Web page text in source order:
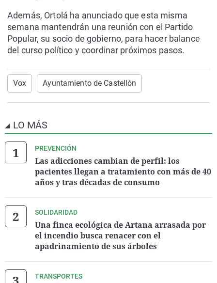
Además, Ortolá ha anunciado que esta misma
semana mantendrán una reunión con el Partido
Popular, su socio de gobierno, para hacer balance
del curso político y coordinar próximos pasos.
Vox Ayuntamiento de Castellón
LO MÁS
PREVENCIÓN
Las adicciones cambian de perfil: los
pacientes llegan a tratamiento con más de 40
años y tras décadas de consumo
SOLIDARIDAD
Una finca ecológica de Artana arrasada por
el incendio busca renacer con el
apadrinamiento de sus árboles
TRANSPORTES